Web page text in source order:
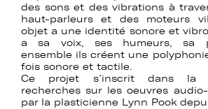
des sons et des vibrations à
haut-parleurs et des moteurs
objet a une identité sonore et
a sa voix, ses humeurs, sa
ensemble ils créent une
fois sonore et tactile.
Ce projet s’inscrit dans la
recherches sur les oeuvres
par la plasticienne Lynn Pook